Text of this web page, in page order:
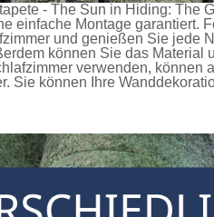
- The Sun in Hiding: The
einfache Montage garantiert.
und genießen Sie jede
können Sie das Material
verwenden, können
Sie können Ihre